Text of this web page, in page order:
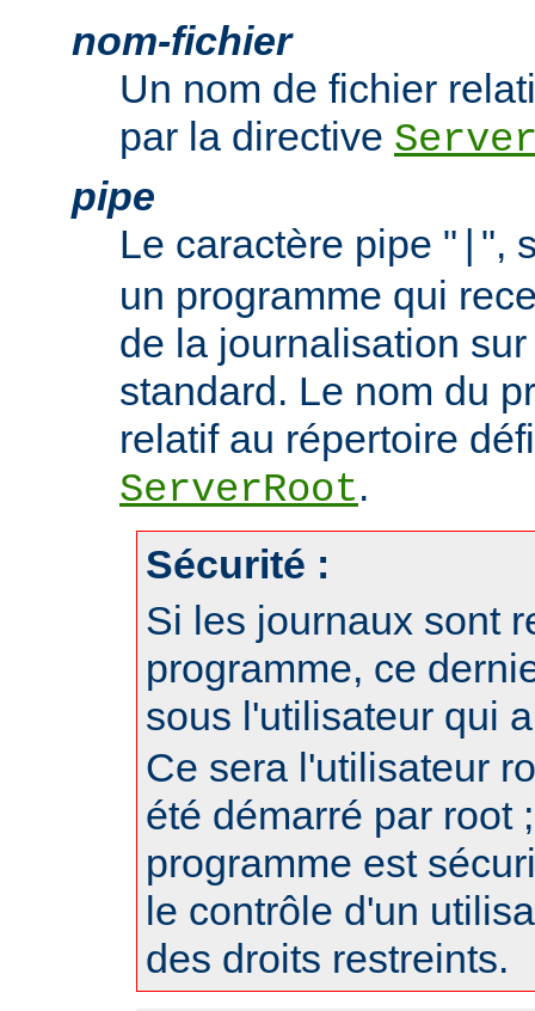
nom-fichier
Un nom de fichier
par la directive
pipe
Le caractère pipe " ",
un programme qui
de la journalisation
standard. Le nom du
relatif au répertoire
ServerRoot.
Sécurité :
Si les journaux sont
programme, ce
sous l'utilisateur qui
Ce sera l'utilisateur
été démarré par root
programme est
le contrôle d'un
des droits restreints.